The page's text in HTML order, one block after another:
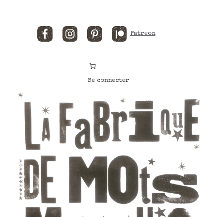
FacebookInstagramPinterestPatreon
Se connecter